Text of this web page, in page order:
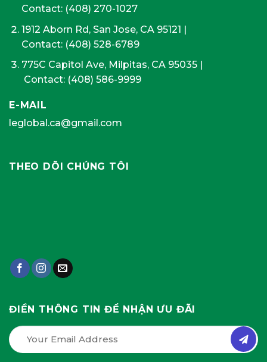
Contact: (408) 270-1027
1912 Aborn Rd, San Jose, CA 95121 |
Contact: (408) 528-6789
775C Capitol Ave, Milpitas, CA 95035|
Contact: (408) 586-9999
E-MAIL
leglobal.ca@gmail.com
THEO DÕI CHÚNG TÔI
ĐIỀN THÔNG TIN ĐỂ NHẬN ƯU ĐÃI